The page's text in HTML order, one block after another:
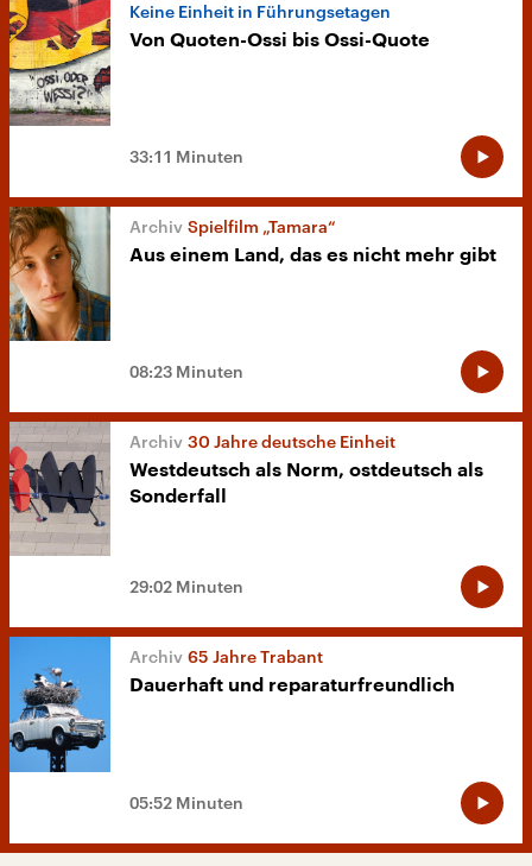
Keine Einheit in Führungsetagen
Von Quoten-Ossi bis Ossi-Quote
33:11 Minuten
Spielfilm „Tamara“
Aus einem Land, das es nicht mehr gibt
08:23 Minuten
30 Jahre deutsche Einheit
Westdeutsch als Norm, ostdeutsch als
Sonderfall
29:02 Minuten
65 Jahre Trabant
Dauerhaft und reparaturfreundlich
05:52 Minuten